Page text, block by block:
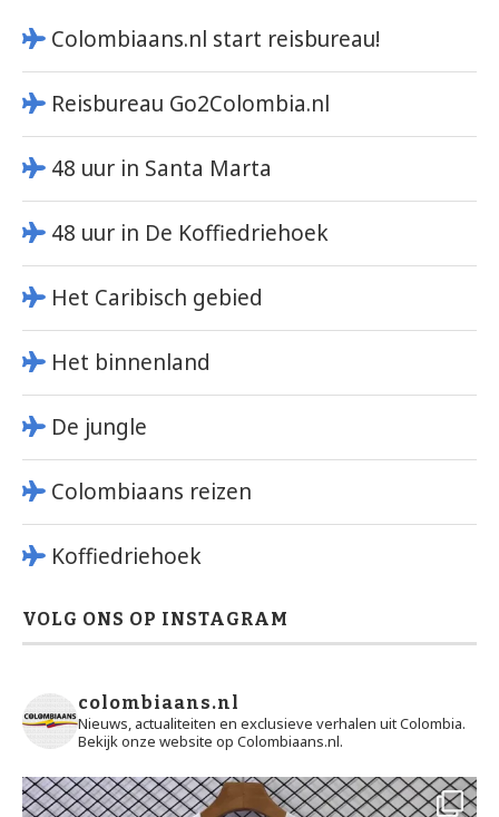
Colombiaans.nl start reisbureau!
Reisbureau Go2Colombia.nl
48 uur in Santa Marta
48 uur in De Koffiedriehoek
Het Caribisch gebied
Het binnenland
De jungle
Colombiaans reizen
Koffiedriehoek
VOLG ONS OP INSTAGRAM
colombiaans.nl
Nieuws, actualiteiten en exclusieve verhalen uit Colombia.
Bekijk onze website op Colombiaans.nl.